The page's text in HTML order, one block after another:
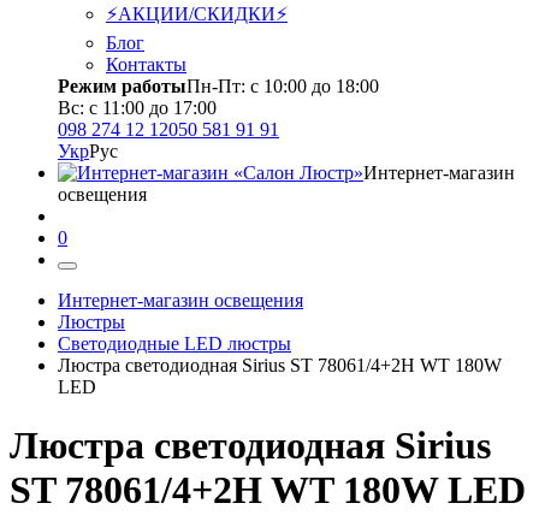
⚡АКЦИИ/СКИДКИ⚡
Блог
Контакты
Режим работыПн-Пт: с 10:00 до 18:00
Вс: с 11:00 до 17:00
098 274 12 12050 581 91 91
УкрРус
Интернет-магазин
освещения
0
Интернет-магазин освещения
Люстры
Светодиодные LED люстры
Люстра светодиодная Sirius ST 78061/4+2H WT 180W
LED
Люстра светодиодная Sirius
ST 78061/4+2H WT 180W LED